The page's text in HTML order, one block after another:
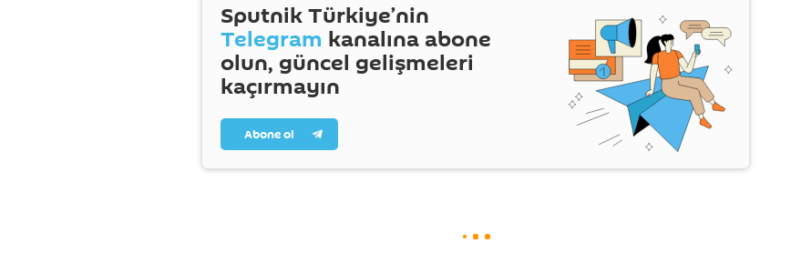
Sputnik Türkiye’nin
Telegram kanalına abone
olun, güncel gelişmeleri
kaçırmayın
Abone ol